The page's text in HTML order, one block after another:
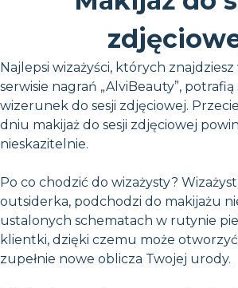
Najlepsi wizażyści, których
serwisie nagrań „AlviBeauty”,
wizerunek do sesji zdjęciowej.
dniu makijaż do sesji zdjęciowej
nieskazitelnie.
Po co chodzić do wizażysty?
outsiderka, podchodzi do makijażu
ustalonych schematach w rutynie
klientki, dzięki czemu może
zupełnie nowe oblicza Twojej urody.